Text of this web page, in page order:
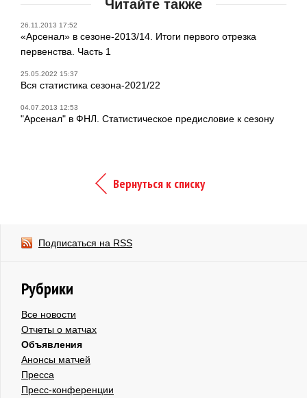
Читайте также
26.11.2013 17:52
«Арсенал» в сезоне-2013/14. Итоги первого отрезка
первенства. Часть 1
25.05.2022 15:37
Вся статистика сезона-2021/22
04.07.2013 12:53
"Арсенал" в ФНЛ. Статистическое предисловие к сезону
Вернуться к списку
Подписаться на RSS
Рубрики
Все новости
Отчеты о матчах
Объявления
Анонсы матчей
Пресса
Пресс-конференции